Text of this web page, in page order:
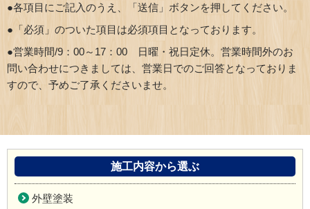
●各項目にご記入のうえ、「送信」ボタンを押してください。
●「必須」のついた項目は必須項目となっております。
●営業時間/9：00～17：00 日曜・祝日定休。営業時間外のお
問い合わせにつきましては、営業日でのご回答となっておりま
すので、予めご了承くださいませ。
施工内容から選ぶ
外壁塗装